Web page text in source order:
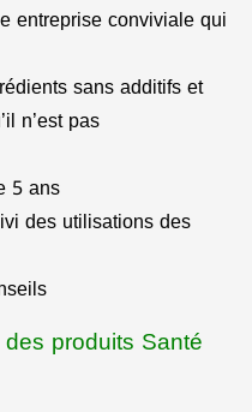
entreprise conviviale qui
sans additifs et
n’est pas
5 ans
des utilisations des
produits Santé